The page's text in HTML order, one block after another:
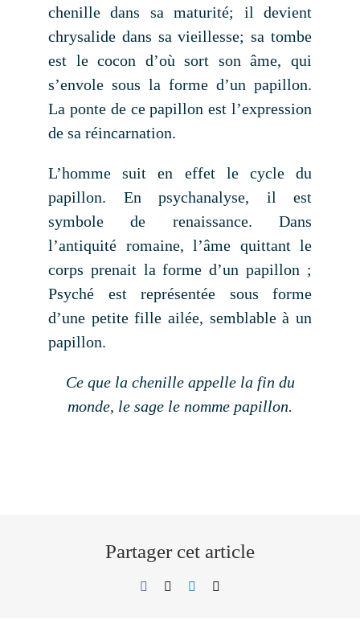
chenille dans sa maturité; il devient
chrysalide dans sa vieillesse; sa tombe
est le cocon d’où sort son âme, qui
s’envole sous la forme d’un papillon.
La ponte de ce papillon est l’expression
de sa réincarnation.
L’homme suit en effet le cycle du
papillon. En psychanalyse, il est
symbole de renaissance. Dans
l’antiquité romaine, l’âme quittant le
corps prenait la forme d’un papillon ;
Psyché est représentée sous forme
d’une petite fille ailée, semblable à un
papillon.
Ce que la chenille appelle la fin du
monde, le sage le nomme papillon.
Partager cet article
Facebook LinkedIn